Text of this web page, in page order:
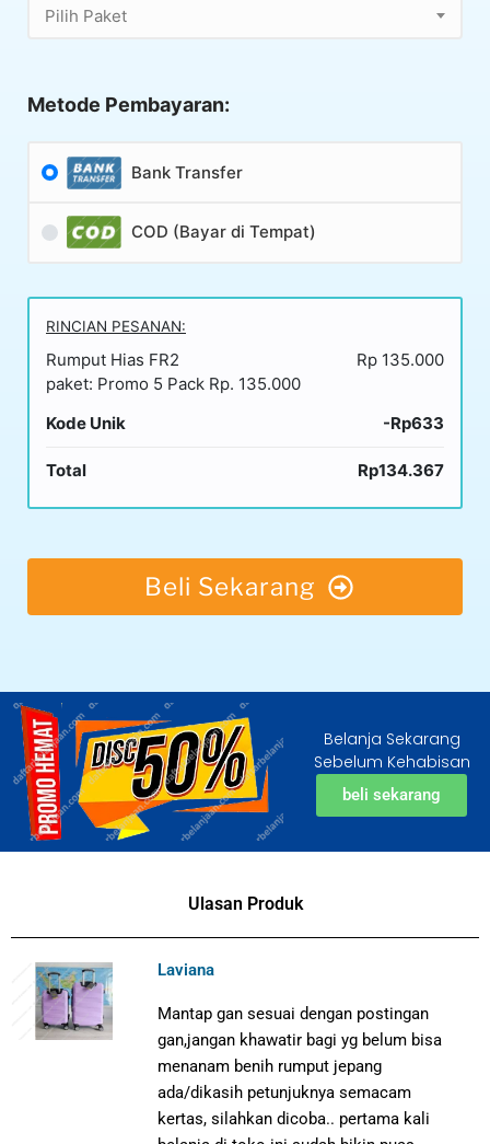
Pilih Paket
Metode Pembayaran:
Bank Transfer
COD (Bayar di Tempat)
RINCIAN PESANAN:
Rumput Hias FR2
paket: Promo 5 Pack Rp. 135.000
Rp 135.000
Kode Unik -Rp633
Total Rp134.367
Beli Sekarang
Belanja Sekarang
Sebelum Kehabisan
beli sekarang
Ulasan Produk
Laviana
Mantap gan sesuai dengan postingan
gan,jangan khawatir bagi yg belum bisa
menanam benih rumput jepang
ada/dikasih petunjuknya semacam
kertas, silahkan dicoba.. pertama kali